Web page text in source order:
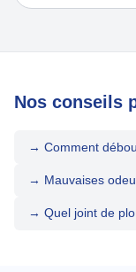
Nos conseils
→ Comment
→ Mauvaises
→ Quel joint de